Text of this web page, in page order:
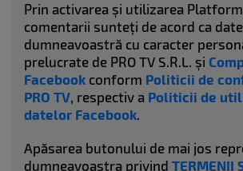
Prin activarea și utilizarea
comentarii sunteți de acord ca
dumneavoastră cu caracter
prelucrate de PRO TV S.R.L. și
Facebook conform Politicii de
PRO TV, respectiv a Politicii de
datelor Facebook.
Apăsarea butonului de mai jos
dumneavoastra privind TERMENII